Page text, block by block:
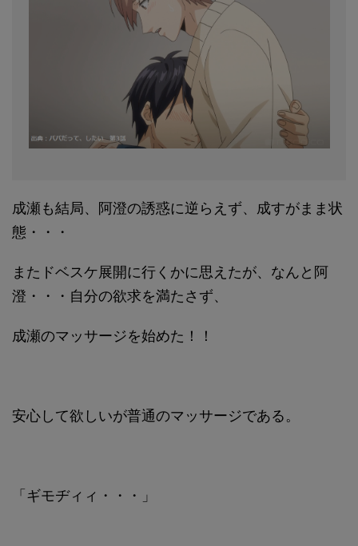
成瀬も結局、阿澄の誘惑に逆らえず、成すがまま状
態・・・
またドベスケ展開に行くかに思えたが、なんと阿
澄・・・自分の欲求を満たさず、
成瀬のマッサージを始めた！！
安心して欲しいが普通のマッサージである。
「ギモヂィィ・・・」